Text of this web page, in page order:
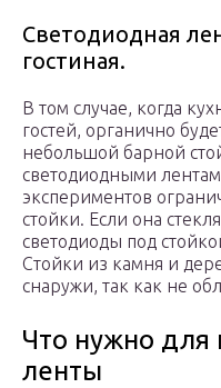
Светодиодная
гостиная.
В том случае, когда
гостей, органично
небольшой барной
светодиодными
экспериментов
стойки. Если она
светодиоды под
Стойки из камня и
снаружи, так как не
Что нужно
ленты